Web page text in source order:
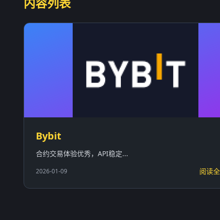
Bybit
合约交易体验优秀，API稳定...
2026-01-09 阅读